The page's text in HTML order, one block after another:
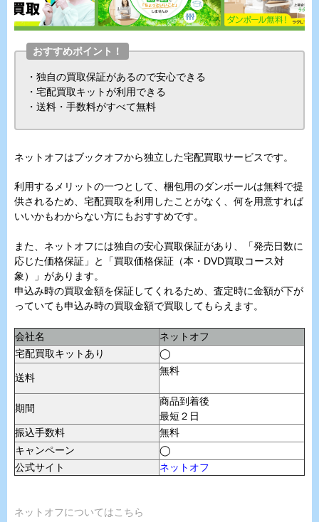
おすすめポイント！
・独自の買取保証があるので安心できる
・宅配買取キットが利用できる
・送料・手数料がすべて無料
ネットオフはブックオフから独立した宅配買取サービスです。
利用するメリットの一つとして、梱包用のダンボールは無料で提
供されるため、宅配買取を利用したことがなく、何を用意すれば
いいかもわからない方にもおすすめです。
また、ネットオフには独自の安心買取保証があり、「発売日数に
応じた価格保証」と「買取価格保証（本・DVD買取コース対
象）」があります。
申込み時の買取金額を保証してくれるため、査定時に金額が下が
っていても申込み時の買取金額で買取してもらえます。
会社名
ネットオフ
宅配買取キットあり
◯
送料
無料
期間
商品到着後
最短２日
振込手数料
無料
キャンペーン
◯
公式サイト
ネットオフ
ネットオフについてはこちら